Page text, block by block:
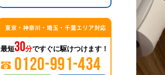
東京・神奈川・埼玉・千葉エリア対応
最短30分ですぐに駆けつけます！
0120-991-434